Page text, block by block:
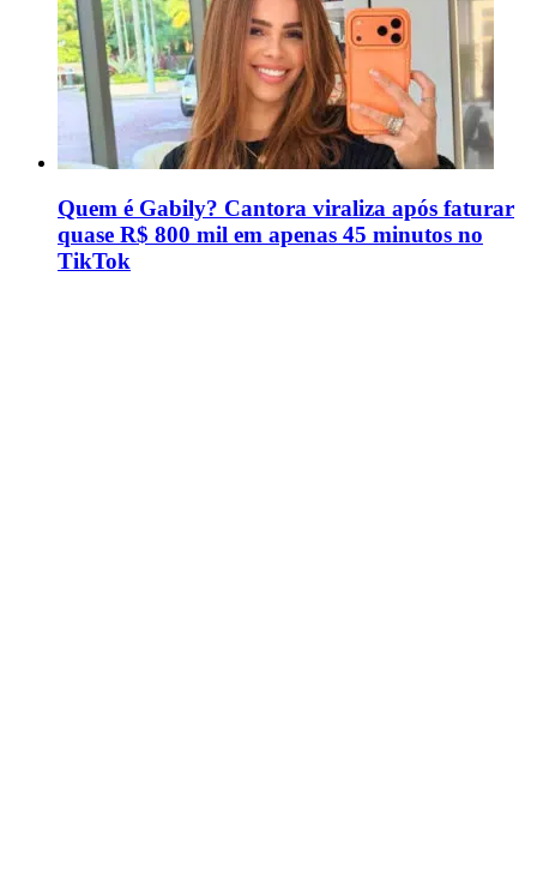
Quem é Gabily? Cantora viraliza após faturar
quase R$ 800 mil em apenas 45 minutos no
TikTok